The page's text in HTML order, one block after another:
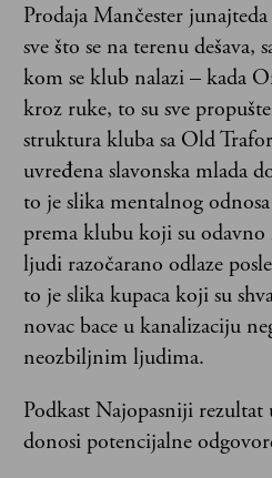
Prodaja Mančester
sve što se na terenu dešava,
kom se klub nalazi – kada
kroz ruke, to su sve
struktura kluba sa Old
uvređena slavonska mlada
to je slika mentalnog
prema klubu koji su
ljudi razočarano odlaze
to je slika kupaca koji su
novac bace u kanalizaciju
neozbiljnim ljudima.
Podkast Najopasniji
donosi potencijalne